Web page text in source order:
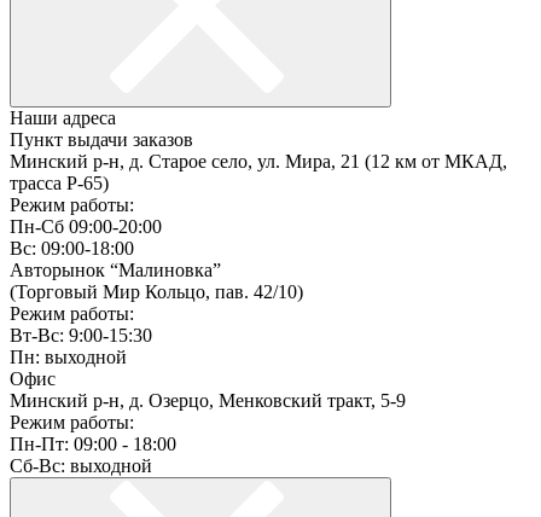
Наши адреса
Пункт выдачи заказов
Минский р-н, д. Старое село, ул. Мира, 21 (12 км от МКАД,
трасса P-65)
Режим работы:
Пн-Сб 09:00-20:00
Вс: 09:00-18:00
Авторынок “Малиновка”
(Торговый Мир Кольцо, пав. 42/10)
Режим работы:
Вт-Вс: 9:00-15:30
Пн: выходной
Офис
Минский р-н, д. Озерцо, Менковский тракт, 5-9
Режим работы:
Пн-Пт: 09:00 - 18:00
Сб-Вс: выходной